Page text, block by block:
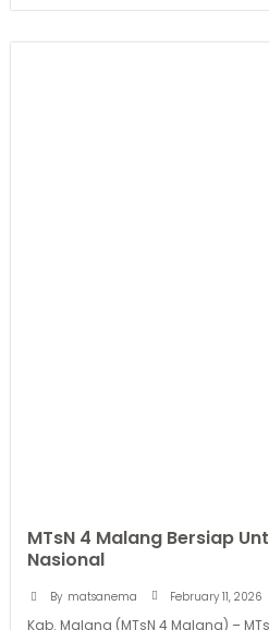
MTsN 4 Malang Bersiap
Nasional
By matsanema February 11, 2026
Kab. Malang (MTsN 4 Malang) –